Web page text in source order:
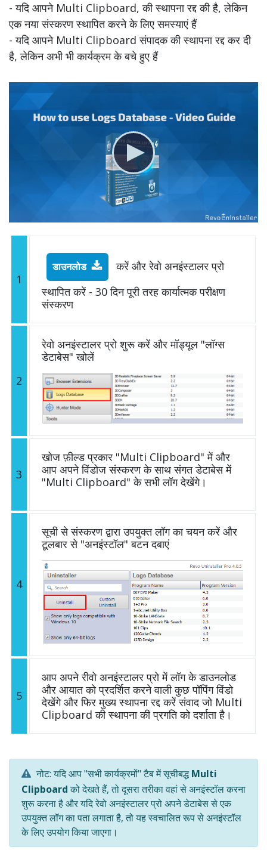
- यदि आपने Multi Clipboard, की स्थापना रद्द की है, लेकिन
एक नया संस्करण स्थापित करने के लिए समस्याएं हैं
- यदि आपने Multi Clipboard संपादक की स्थापना रद्द कर दी
है, लेकिन अभी भी कार्यक्रम के बचे हुए हैं
1
डाउनलोड
करें और रेवो अनइंस्टालर प्रो
स्थापित करें - 30 दिन पूरी तरह कार्यात्मक परीक्षण
संस्करण
2
रेवो अनइंस्टालर प्रो शुरू करें और मॉड्यूल "लॉग्स
डेटाबेस" खोलें
3
खोज फ़ील्ड प्रकार "Multi Clipboard" में और
आप अपने विंडोज संस्करण के साथ संगत डेटाबेस में
"Multi Clipboard" के सभी लॉग देखेंगे।
4
सूची से संस्करण द्वारा उपयुक्त लॉग का चयन करें और
टूलबार से "अनइंस्टॉल" बटन दबाएं
5
आप अपने रीवो अनइंस्टालर प्रो में लॉग के डाउनलोड
और आयात को प्रदर्शित करने वाली कुछ पॉपिंग विंडो
देखेंगे और फिर मुख्य स्थापना रद्द करें संवाद जो Multi
Clipboard की स्थापना की प्रगति को दर्शाता है।
नोट: यदि आप "सभी कार्यक्रमों" टैब में सूचीबद्धMulti
Clipboardको देखते हैं, तो दूसरा तरीका वहां से अनइंस्टॉल करना
शुरू करना है और यदि रेवो अनइंस्टालर प्रो अपने डेटाबेस से एक
उपयुक्त लॉग का पता लगाता है, तो यह स्वचालित रूप से अनइंस्टॉल
के लिए उपयोग किया जाएगा।